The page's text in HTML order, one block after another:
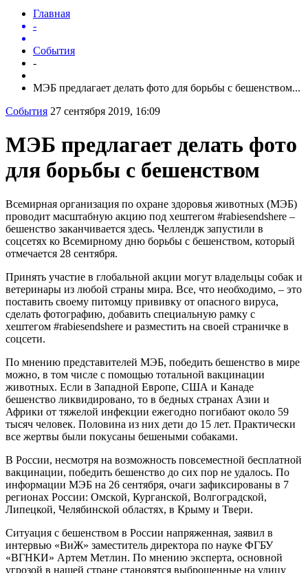
Главная
-
События
-
МЭБ предлагает делать фото для борьбы с бешенством...
События 27 сентября 2019, 16:09
МЭБ предлагает делать фото
для борьбы с бешенством
Всемирная организация по охране здоровья животных (МЭБ)
проводит масштабную акцию под хештегом #rabiesendshere –
бешенство заканчивается здесь. Челлендж запустили в
соцсетях ко Всемирному дню борьбы с бешенством, который
отмечается 28 сентября.
Принять участие в глобальной акции могут владельцы собак и
ветеринары из любой страны мира. Все, что необходимо, – это
поставить своему питомцу прививку от опасного вируса,
сделать фотографию, добавить специальную рамку с
хештегом #rabiesendshere и разместить на своей страничке в
соцсети.
По мнению представителей МЭБ, победить бешенство в мире
можно, в том числе с помощью тотальной вакцинации
животных. Если в Западной Европе, США и Канаде
бешенство ликвидировано, то в бедных странах Азии и
Африки от тяжелой инфекции ежегодно погибают около 59
тысяч человек. Половина из них дети до 15 лет. Практически
все жертвы были покусаны бешеными собаками.
В России, несмотря на возможность повсеместной бесплатной
вакцинации, победить бешенство до сих пор не удалось. По
информации МЭБ на 26 сентября, очаги зафиксированы в 7
регионах России: Омской, Курганской, Волгоградской,
Липецкой, Челябинской областях, в Крыму и Твери.
Ситуация с бешенством в России напряженная, заявил в
интервью «ВиЖ» заместитель директора по науке ФГБУ
«ВГНКИ» Артем Метлин. По мнению эксперта, основной
угрозой в нашей стране становятся выброшенные на улицу